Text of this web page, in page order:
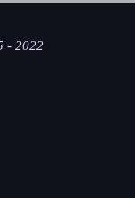
- 2022